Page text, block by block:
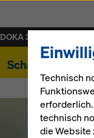
DOKA 360
Schalung &
Technisch
erforderlich.
technisch
die Website